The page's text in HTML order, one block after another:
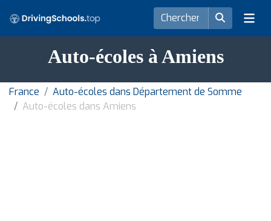
Auto-écoles à Amiens
France
Auto-écoles dans Département de Somme
Auto-écoles dans Amiens